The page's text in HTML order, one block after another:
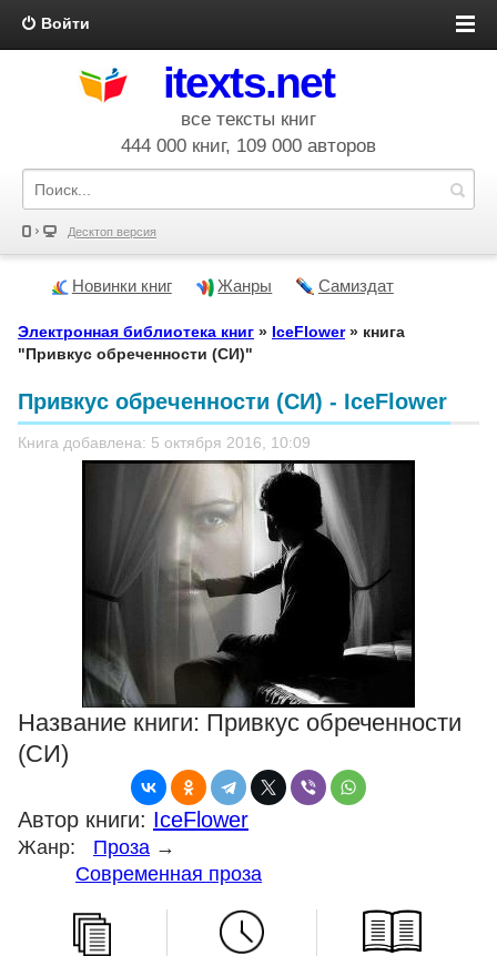
Войти
itexts.net
все тексты книг
444 000 книг, 109 000 авторов
Десктоп версия
Новинки книг Жанры Самиздат
Электронная библиотека книг » IceFlower» книга
"Привкус обреченности (СИ)"
Привкус обреченности (СИ) - IceFlower
Книга добавлена: 5 октября 2016, 10:09
Название книги: Привкус обреченности
(СИ)
Автор книги: IceFlower
Жанр: Проза →
Современная проза